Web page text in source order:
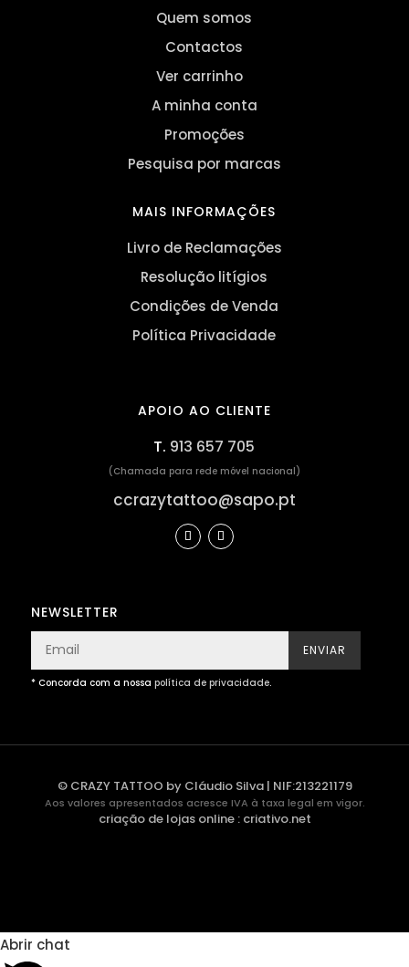
Quem somos
Contactos
Ver carrinho
A minha conta
Promoções
Pesquisa por marcas
MAIS INFORMAÇÕES
Livro de Reclamações
Resolução litígios
Condições de Venda
Política Privacidade
APOIO AO CLIENTE
T. 913 657 705
(Chamada para rede móvel nacional)
ccrazytattoo@sapo.pt
NEWSLETTER
ENVIAR
* Concorda com a nossa política de privacidade.
© CRAZY TATTOO by Cláudio Silva | NIF:213221179
Aos valores apresentados acresce IVA à taxa legal em vigor.
criação de lojas online: criativo.net
Abrir chat